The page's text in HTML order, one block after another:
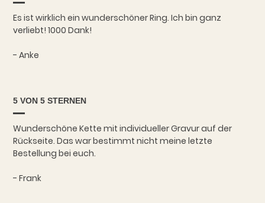
Es ist wirklich ein wunderschöner Ring. Ich bin ganz
verliebt! 1000 Dank!
- Anke
5 VON 5 STERNEN
Wunderschöne Kette mit individueller Gravur auf der
Rückseite. Das war bestimmt nicht meine letzte
Bestellung bei euch.
- Frank